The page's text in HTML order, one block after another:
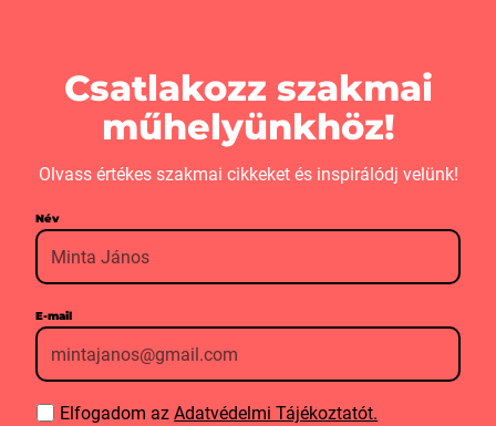
Csatlakozz szakmai
műhelyünkhöz!
Olvass értékes szakmai cikkeket és inspirálódj velünk!
Név
E-mail
Elfogadom azAdatvédelmi Tájékoztatót.